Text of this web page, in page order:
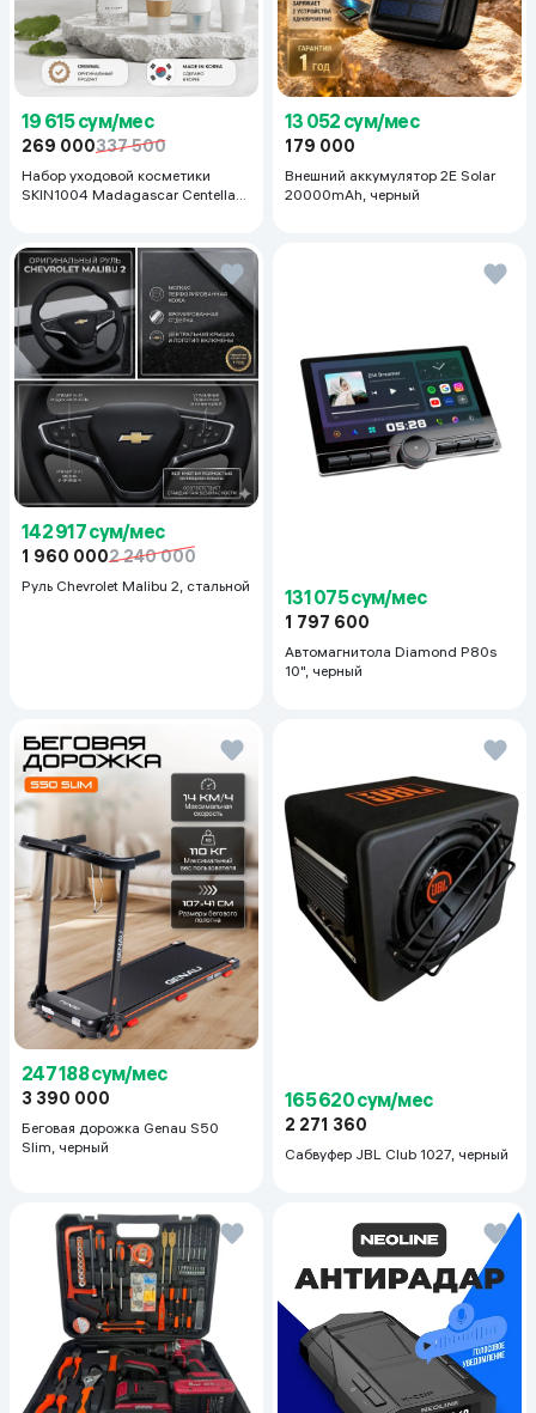
19 615 сум/мес
269 000337 500
Набор уходовой косметики
SKIN1004 Madagascar Centella
13 052 сум/мес
179 000
Внешний аккумулятор 2E Solar
20000mAh, черный
142 917 сум/мес
1 960 0002 240 000
Руль Chevrolet Malibu 2, cтальной
131 075 сум/мес
1 797 600
Автомагнитола Diamond P80s
10", черный
247 188 сум/мес
3 390 000
Беговая дорожка Genau S50
Slim, черный
165 620 сум/мес
2 271 360
Сабвуфер JBL Club 1027, черный